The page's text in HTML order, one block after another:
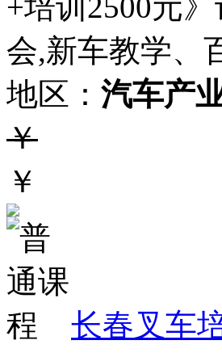
会,新车教学、
地区： 汽车产
￥
￥
长春叉车